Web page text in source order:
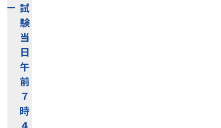
試
験
当
日
午
前
７
時